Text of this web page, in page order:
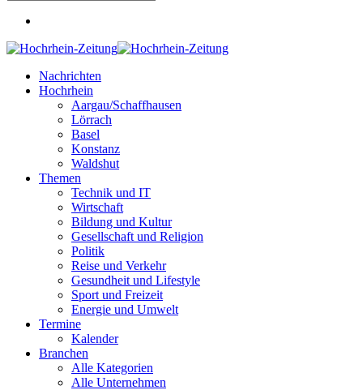
Nachrichten
Hochrhein
Aargau/Schaffhausen
Lörrach
Basel
Konstanz
Waldshut
Themen
Technik und IT
Wirtschaft
Bildung und Kultur
Gesellschaft und Religion
Politik
Reise und Verkehr
Gesundheit und Lifestyle
Sport und Freizeit
Energie und Umwelt
Termine
Kalender
Branchen
Alle Kategorien
Alle Unternehmen